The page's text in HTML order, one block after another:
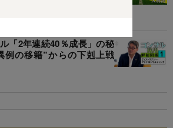
幸平
「2年連続40％成長」の秘
例の移籍”からの下剋上戦